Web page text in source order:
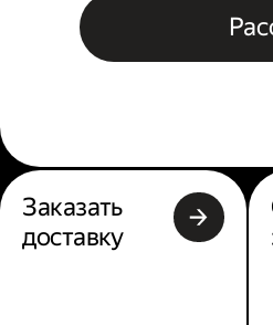
Заказать
доставку